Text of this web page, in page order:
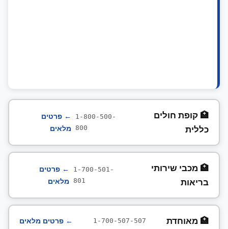
🏥 קופת חולים
כללית
1-800-500-
800
← פרטים
מלאים
🏥 מכבי שירותי
בריאות
1-700-501-
801
← פרטים
מלאים
🏥 מאוחדת 1-700-507-507 ← פרטים מלאים